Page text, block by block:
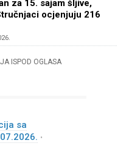
za 15. sajam šljive,
ocjenjuju 216
ISPOD OGLASA
sa
•